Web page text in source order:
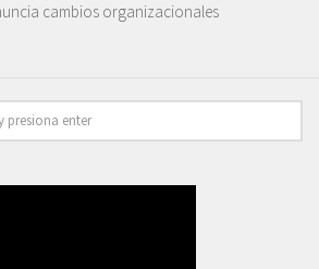
cambios organizacionales